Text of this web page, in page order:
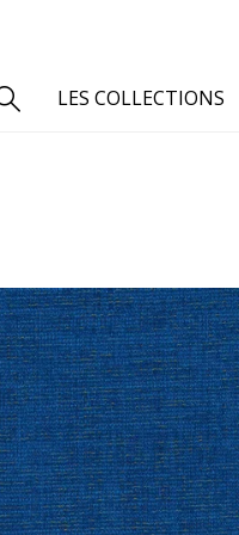
LES COLLECTIONS
Coton
Laine
Lin